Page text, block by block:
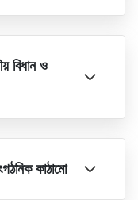
বিধান ও
কাঠামো